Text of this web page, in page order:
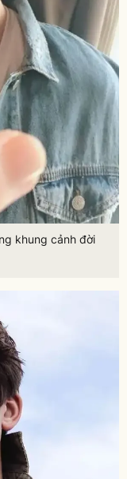
khung cảnh đời